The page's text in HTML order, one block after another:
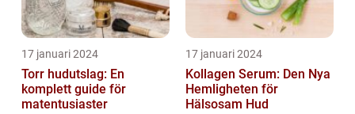
17 januari 2024
Torr hudutslag: En
komplett guide för
matentusiaster
17 januari 2024
Kollagen Serum: Den Nya
Hemligheten för
Hälsosam Hud